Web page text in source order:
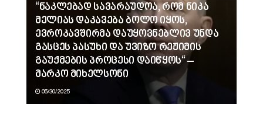
“ნაკლებად სავარაუდოა, რომ ნიკა
მელიას დაკავება ბოლო იყოს,
ევროკავშირმა დაუყოვნებლივ უნდა
გასცეს პასუხი და უვიზო რეჟიმის
გაუქმების პროცესი დაიწყოს“ –
მარკო მიხელსონი
05/30/2025